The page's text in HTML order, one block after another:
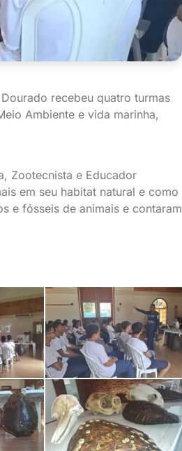
recebeu quatro turmas
Ambiente e vida marinha,
Zootecnista e Educador
em seu habitat natural e como
e fósseis de animais e contaram